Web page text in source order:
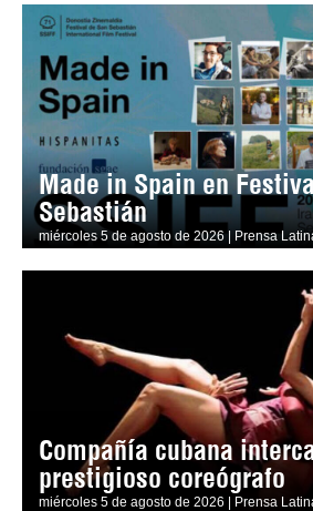
Made in Spain en
Sebastián
miércoles 5 de agosto de 2026 | Prensa
Compañía cubana
prestigioso coreógrafo
miércoles 5 de agosto de 2026 | Prensa